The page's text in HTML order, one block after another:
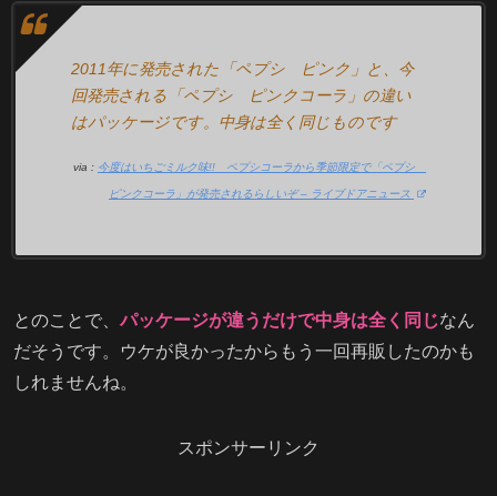
2011年に発売された「ペプシ ピンク」と、今
回発売される「ペプシ ピンクコーラ」の違い
はパッケージです。中身は全く同じものです
via : 今度はいちごミルク味!! ペプシコーラから季節限定で「ペプシ
ピンクコーラ」が発売されるらしいぞ – ライブドアニュース
とのことで、パッケージが違うだけで中身は全く同じなん
だそうです。ウケが良かったからもう一回再販したのかも
しれませんね。
スポンサーリンク